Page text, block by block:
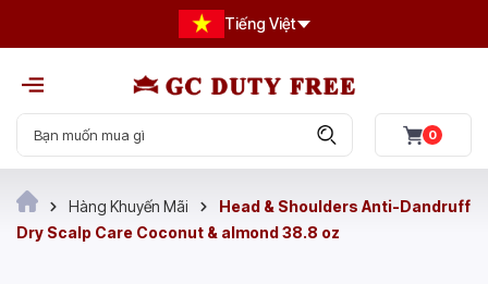
Tiếng Việt
0
Hàng Khuyến Mãi
Head & Shoulders Anti-Dandruff
Dry Scalp Care Coconut & almond 38.8 oz